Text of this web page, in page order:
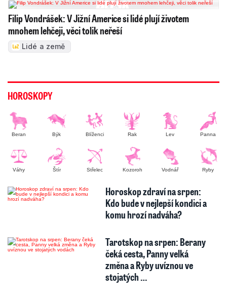
Filip Vondrášek: V Jižní Americe si lidé plují životem
mnohem lehčeji, věci tolik neřeší
Lidé a země
HOROSKOPY
Beran Býk Blíženci Rak Lev Panna
Váhy Štír Střelec Kozoroh Vodnář Ryby
Horoskop zdraví na srpen:
Kdo bude v nejlepší kondici a
komu hrozí nadváha?
Tarotskop na srpen: Berany
čeká cesta, Panny velká
změna a Ryby uvíznou ve
stojatých …